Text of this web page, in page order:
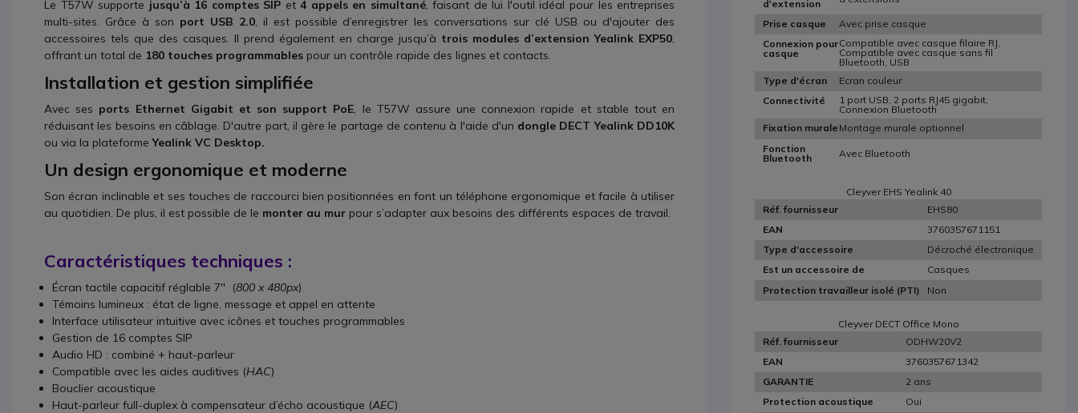
Le T57W supporte jusqu’à 16 comptes SIP et4 appels en simultané, faisant de lui l'outil idéal pour les entreprises
multi-sites. Grâce à son port USB 2.0, il est possible d’enregistrer les conversations sur clé USB ou d'ajouter des
accessoires tels que des casques. Il prend également en charge jusqu’à trois modules d’extension Yealink EXP50
offrant un total de 180 touches programmables pour un contrôle rapide des lignes et contacts.
Installation et gestion simplifiée
Avec ses ports Ethernet Gigabit et son support PoE , le T57W assure une connexion rapide et stable tout en
réduisant les besoins en câblage. D'autre part, il gère le partage de contenu à l'aide d'un dongle DECT Yealink DD10K
ou via la plateformeYealink VC Desktop.
Un design ergonomique et moderne
Son écran inclinable et ses touches de raccourci bien positionnées en font un téléphone ergonomique et facile à utiliser
au quotidien. De plus, il est possible de le monter au mur pour s’adapter aux besoins des différents espaces de travail.
Caractéristiques techniques :
Écran tactile capacitif réglable 7'' (800 x 480px)
Témoins lumineux : état de ligne, message et appel en attente
Interface utilisateur intuitive avec icônes et touches programmables
Gestion de 16 comptes SIP
Audio HD : combiné + haut-parleur
Compatible avec les aides auditives (HAC)
Bouclier acoustique
Haut-parleur full-duplex à compensateur d’écho acoustique (AEC)
d'extension
Prise casque
Avec prise casque
Connexion pour
casque
Compatible avec casque filaire RJ,
Compatible avec casque sans fil
Bluetooth, USB
Type d'écran
Ecran couleur
Connectivité
1 port USB, 2 ports RJ45 gigabit,
Connexion Bluetooth
Fixation murale Montage murale optionnel
Fonction
Bluetooth
Avec Bluetooth
Cleyver EHS Yealink 40
Réf. fournisseur
EHS80
EAN
3760357671151
Type d'accessoire
Décroché électronique
Est un accessoire de
Casques
Protection travailleur isolé (PTI)
Non
Cleyver DECT Office Mono
Réf. fournisseur
ODHW20V2
EAN
3760357671342
GARANTIE
2 ans
Protection acoustique
Oui